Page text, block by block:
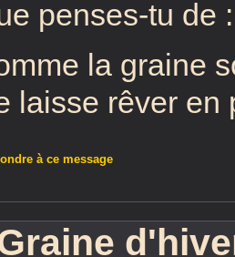
penses-tu de :
la graine
laisse rêver en
à ce message